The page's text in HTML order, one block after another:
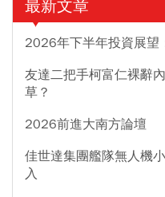
最新文章
2026年下半年投資展望
友達二把手柯富仁裸辭
草？
2026前進大南方論壇
佳世達集團艦隊無人機
入